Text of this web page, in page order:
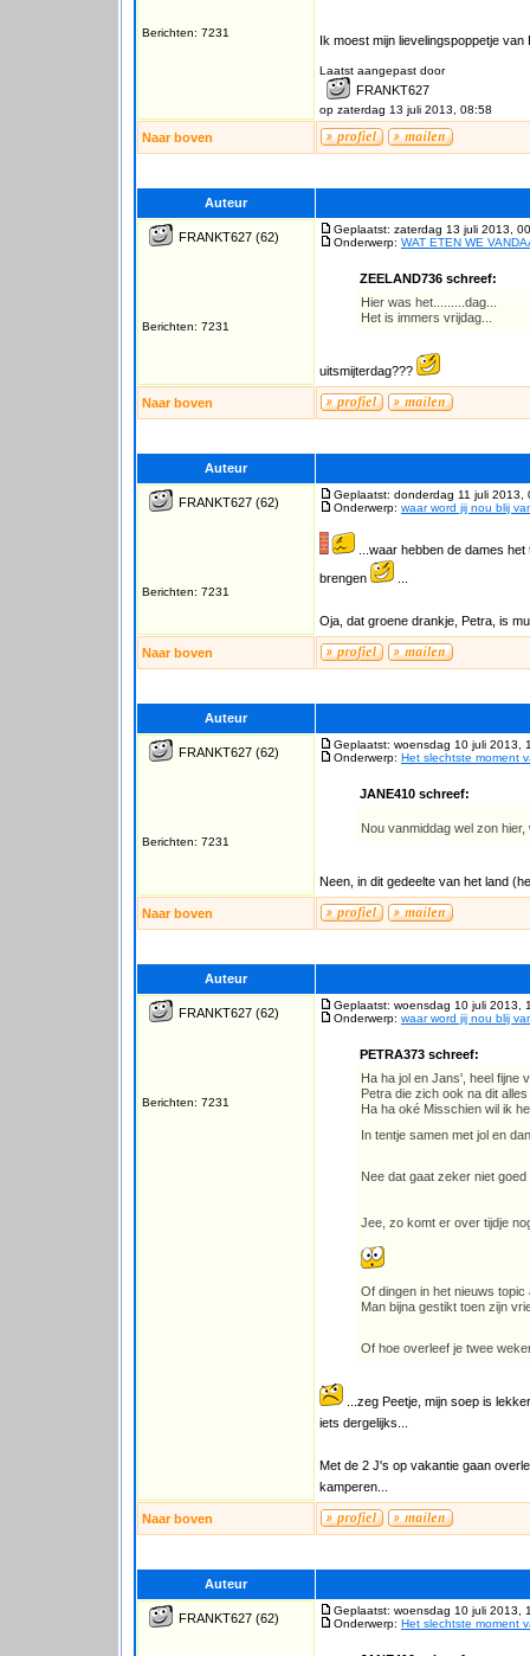
Berichten: 7231
Ik moest mijn lievelingspoppetje
Laatst aangepast door
FRANKT627
op zaterdag 13 juli 2013, 08:58
Naar boven
Auteur
FRANKT627 (62)
Berichten: 7231
Geplaatst: zaterdag 13 juli 2013,
Onderwerp: WAT ETEN WE
ZEELAND736 schreef:
Hier was het.........dag...
Het is immers vrijdag...
uitsmijterdag???
Naar boven
Auteur
FRANKT627 (62)
Berichten: 7231
Geplaatst: donderdag 11 juli 2013,
Onderwerp: waar word jij nou blij
...waar hebben de dames
brengen
Oja, dat groene drankje, Petra, is
Naar boven
Auteur
FRANKT627 (62)
Berichten: 7231
Geplaatst: woensdag 10 juli 2013,
Onderwerp: Het slechtste moment
JANE410 schreef:
Nou vanmiddag wel zon
Neen, in dit gedeelte van het land
Naar boven
Auteur
FRANKT627 (62)
Berichten: 7231
Geplaatst: woensdag 10 juli 2013,
Onderwerp: waar word jij nou blij
PETRA373 schreef:
Ha ha jol en Jans', heel fijne
Petra die zich ook na dit
Ha ha oké Misschien wil ik
In tentje samen met jol en
Nee dat gaat zeker niet goed
Jee, zo komt er over tijdje
Of dingen in het nieuws topic
Man bijna gestikt toen zijn
Of hoe overleef je twee
...zeg Peetje, mijn soep is
iets dergelijks...
Met de 2 J's op vakantie gaan
kamperen...
Naar boven
Auteur
FRANKT627 (62)
Geplaatst: woensdag 10 juli 2013,
Onderwerp: Het slechtste moment